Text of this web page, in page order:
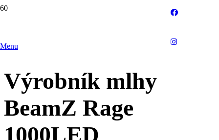
Menu
Výrobník mlhy
BeamZ Rage
1000LED